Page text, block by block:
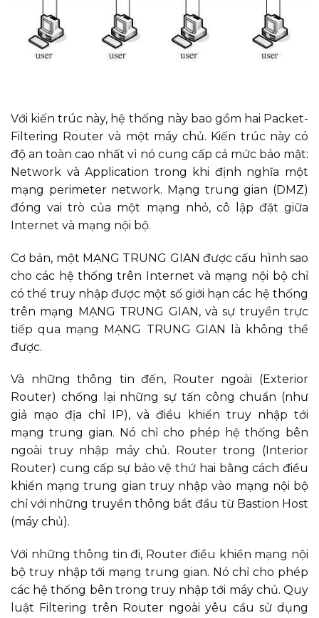
Với kiến trúc này, hệ thống này bao gồm hai Packet-
Filtering Router và một máy chủ. Kiến trúc này có
độ an toàn cao nhất vì nó cung cấp cả mức bảo mật:
Network và Application trong khi định nghĩa một
mạng perimeter network. Mạng trung gian (DMZ)
đóng vai trò của một mạng nhỏ, cô lập đặt giữa
Internet và mạng nội bộ.
Cơ bản, một MẠNG TRUNG GIAN được cấu hình sao
cho các hệ thống trên Internet và mạng nội bộ chỉ
có thể truy nhập được một số giới hạn các hệ thống
trên mạng MẠNG TRUNG GIAN, và sự truyền trực
tiếp qua mạng MẠNG TRUNG GIAN là không thể
được.
Và những thông tin đến, Router ngoài (Exterior
Router) chống lại những sự tấn công chuẩn (như
giả mạo địa chỉ IP), và điều khiển truy nhập tới
mạng trung gian. Nó chỉ cho phép hệ thống bên
ngoài truy nhập máy chủ. Router trong (Interior
Router) cung cấp sự bảo vệ thứ hai bằng cách điều
khiển mạng trung gian truy nhập vào mạng nội bộ
chỉ với những truyền thông bắt đầu từ Bastion Host
(máy chủ).
Với những thông tin đi, Router điều khiển mạng nội
bộ truy nhập tới mạng trung gian. Nó chỉ cho phép
các hệ thống bên trong truy nhập tới máy chủ. Quy
luật Filtering trên Router ngoài yêu cầu sử dụng